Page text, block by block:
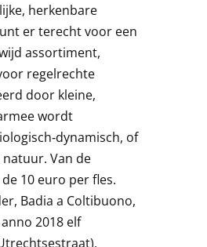
herkenbare
er terecht voor een
assortiment,
regelrechte
door kleine,
wordt
of
Van de
10 euro per fles.
Badia a Coltibuono,
2018 elf